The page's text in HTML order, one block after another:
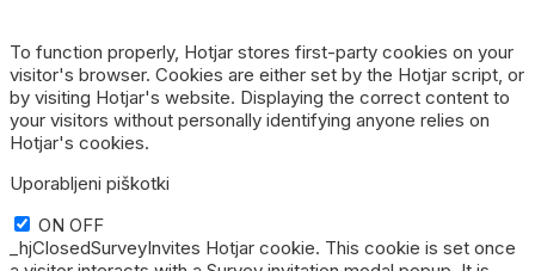
To function properly, Hotjar stores first-party cookies on your
visitor's browser. Cookies are either set by the Hotjar script, or
by visiting Hotjar's website. Displaying the correct content to
your visitors without personally identifying anyone relies on
Hotjar's cookies.
Uporabljeni piškotki
ON OFF
_hjClosedSurveyInvites Hotjar cookie. This cookie is set once